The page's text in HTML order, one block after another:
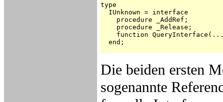
type
  IUnknown = interface
    procedure _AddRef;
    procedure _Release;
function
  end;
Die beiden ersten
sogenannte